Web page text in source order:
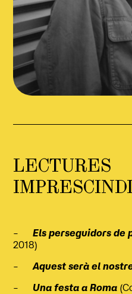
LECTURES
–Els perseguidors de
2018)
–Aquest serà el
– Una festa a Roma